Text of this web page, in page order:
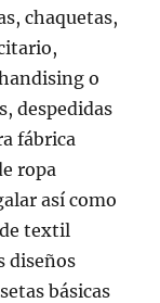
chaquetas,
o
despedidas
fábrica
ropa
así como
textil
diseños
básicas